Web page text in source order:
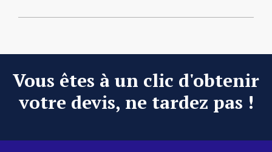
Vous êtes à un clic d'obtenir
votre devis, ne tardez pas !